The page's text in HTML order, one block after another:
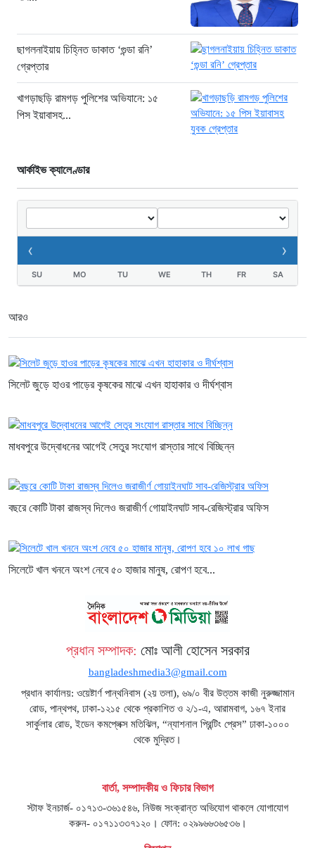
ডিজিএফআইয়ের ‘আয়নাঘর’ পরিদর্শনে
আন্তর্জাতিক অপরাধ ট্রাইব্যুনালের বিচারক
দল
জুলাই জাদুঘরে দলীয় ইতিহাসের ঠাঁই হবে না:
ছাগলনাইয়ায় চিহ্নিত ডাকাত ‘গুন্ডা রনি’
গ্রেপ্তার
খাগড়াছড়ি রামগড় পুলিশের অভিযানে: ১৫
পিস ইয়াবাসহ...
আর্কাইভ ক্যালেণ্ডার
‹ ›
SU MO TU WE TH FR SA
আরও
সিলেট জুড়ে হাওর পাড়ের কৃষকের মাঝে এখন হাহাকার ও দীর্ঘশ্বাস
মাধবপুরে উদ্বোধনের আগেই সেতুর সংযোগ রাস্তার সাথে বিচ্ছিন্ন
বছরে কোটি টাকা রাজস্ব দিলেও জরাজীর্ণ গোয়াইনঘাট সাব-রেজিস্ট্রার অফিস
সিলেটে খাল খননে অংশ নেবে ৫০ হাজার মানুষ, রোপণ হবে...
প্রধান সম্পাদক: মোঃ আলী হোসেন সরকার
bangladeshmedia3@gmail.com
প্রধান কার্যালয়: ওয়েষ্টার্ণ পান্থনিবাস (২য় তলা), ৬৯/০ বীর উত্তম কাজী নুরুজ্জামান
রোড, পান্থপথ, ঢাকা-১২১৫ থেকে প্রকাশিত ও ২/১-এ, আরামবাগ, ১৬৭ ইনার
সার্কুলার রোড, ইডেন কমপ্লেক্স মতিঝিল, “ন্যাশনাল প্রিন্টিং প্রেস” ঢাকা-১০০০
থেকে মুদ্রিত।
বার্তা, সম্পাদকীয় ও ফিচার বিভাগ
স্টাফ ইনচার্জ- ০১৭১৩-৩৬১৫৪৬, নিউজ সংক্রান্ত অভিযোগ থাকলে যোগাযোগ
করুন- ০১৭১১৩৩৭১২০। ফোন: ০২৯৯৬৬৩৬৫৩৬।